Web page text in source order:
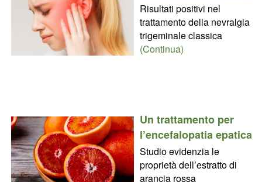
Risultati positivi nel
trattamento della nevralgia
trigeminale classica
(Continua)
Un trattamento per
l’encefalopatia epatica
Studio evidenzia le
proprietà dell’estratto di
arancia rossa